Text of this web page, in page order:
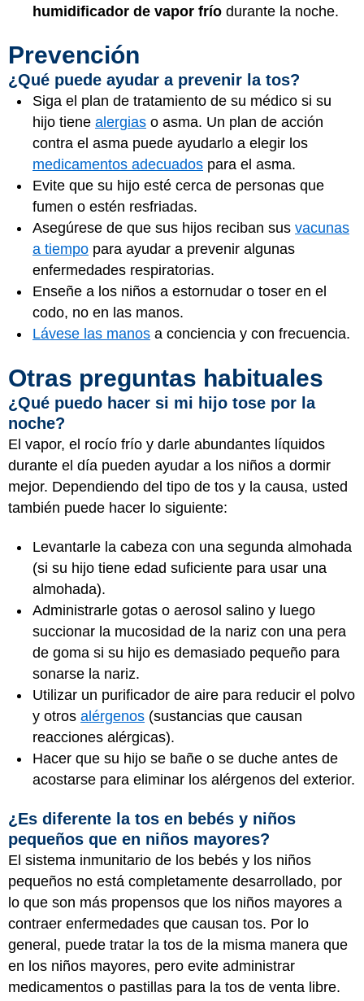
humidificador de vapor frío durante la noche.
Prevención
¿Qué puede ayudar a prevenir la tos?
Siga el plan de tratamiento de su médico si su
hijo tiene alergias o asma. Un plan de acción
contra el asma puede ayudarlo a elegir los
medicamentos adecuados para el asma.
Evite que su hijo esté cerca de personas que
fumen o estén resfriadas.
Asegúrese de que sus hijos reciban sus vacunas
a tiempo para ayudar a prevenir algunas
enfermedades respiratorias.
Enseñe a los niños a estornudar o toser en el
codo, no en las manos.
Lávese las manos a conciencia y con frecuencia.
Otras preguntas habituales
¿Qué puedo hacer si mi hijo tose por la
noche?
El vapor, el rocío frío y darle abundantes líquidos
durante el día pueden ayudar a los niños a dormir
mejor. Dependiendo del tipo de tos y la causa, usted
también puede hacer lo siguiente:
Levantarle la cabeza con una segunda almohada
(si su hijo tiene edad suficiente para usar una
almohada).
Administrarle gotas o aerosol salino y luego
succionar la mucosidad de la nariz con una pera
de goma si su hijo es demasiado pequeño para
sonarse la nariz.
Utilizar un purificador de aire para reducir el polvo
y otros alérgenos (sustancias que causan
reacciones alérgicas).
Hacer que su hijo se bañe o se duche antes de
acostarse para eliminar los alérgenos del exterior.
¿Es diferente la tos en bebés y niños
pequeños que en niños mayores?
El sistema inmunitario de los bebés y los niños
pequeños no está completamente desarrollado, por
lo que son más propensos que los niños mayores a
contraer enfermedades que causan tos. Por lo
general, puede tratar la tos de la misma manera que
en los niños mayores, pero evite administrar
medicamentos o pastillas para la tos de venta libre.